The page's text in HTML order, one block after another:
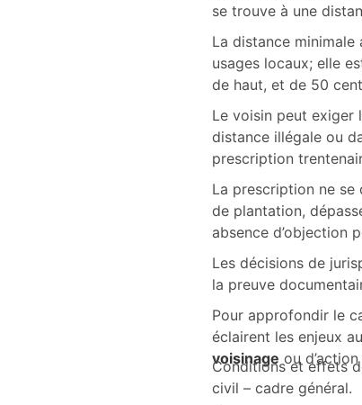
se trouve à une
La distance
usages locaux; elle
de haut, et de 50
Le voisin peut exiger
distance illégale ou
prescription
La prescription ne se
de plantation,
absence d’objection
Les décisions de
la preuve
Pour approfondir le
éclairent les enjeux
voisinage ou
Conditions et effets
civil – cadre général.